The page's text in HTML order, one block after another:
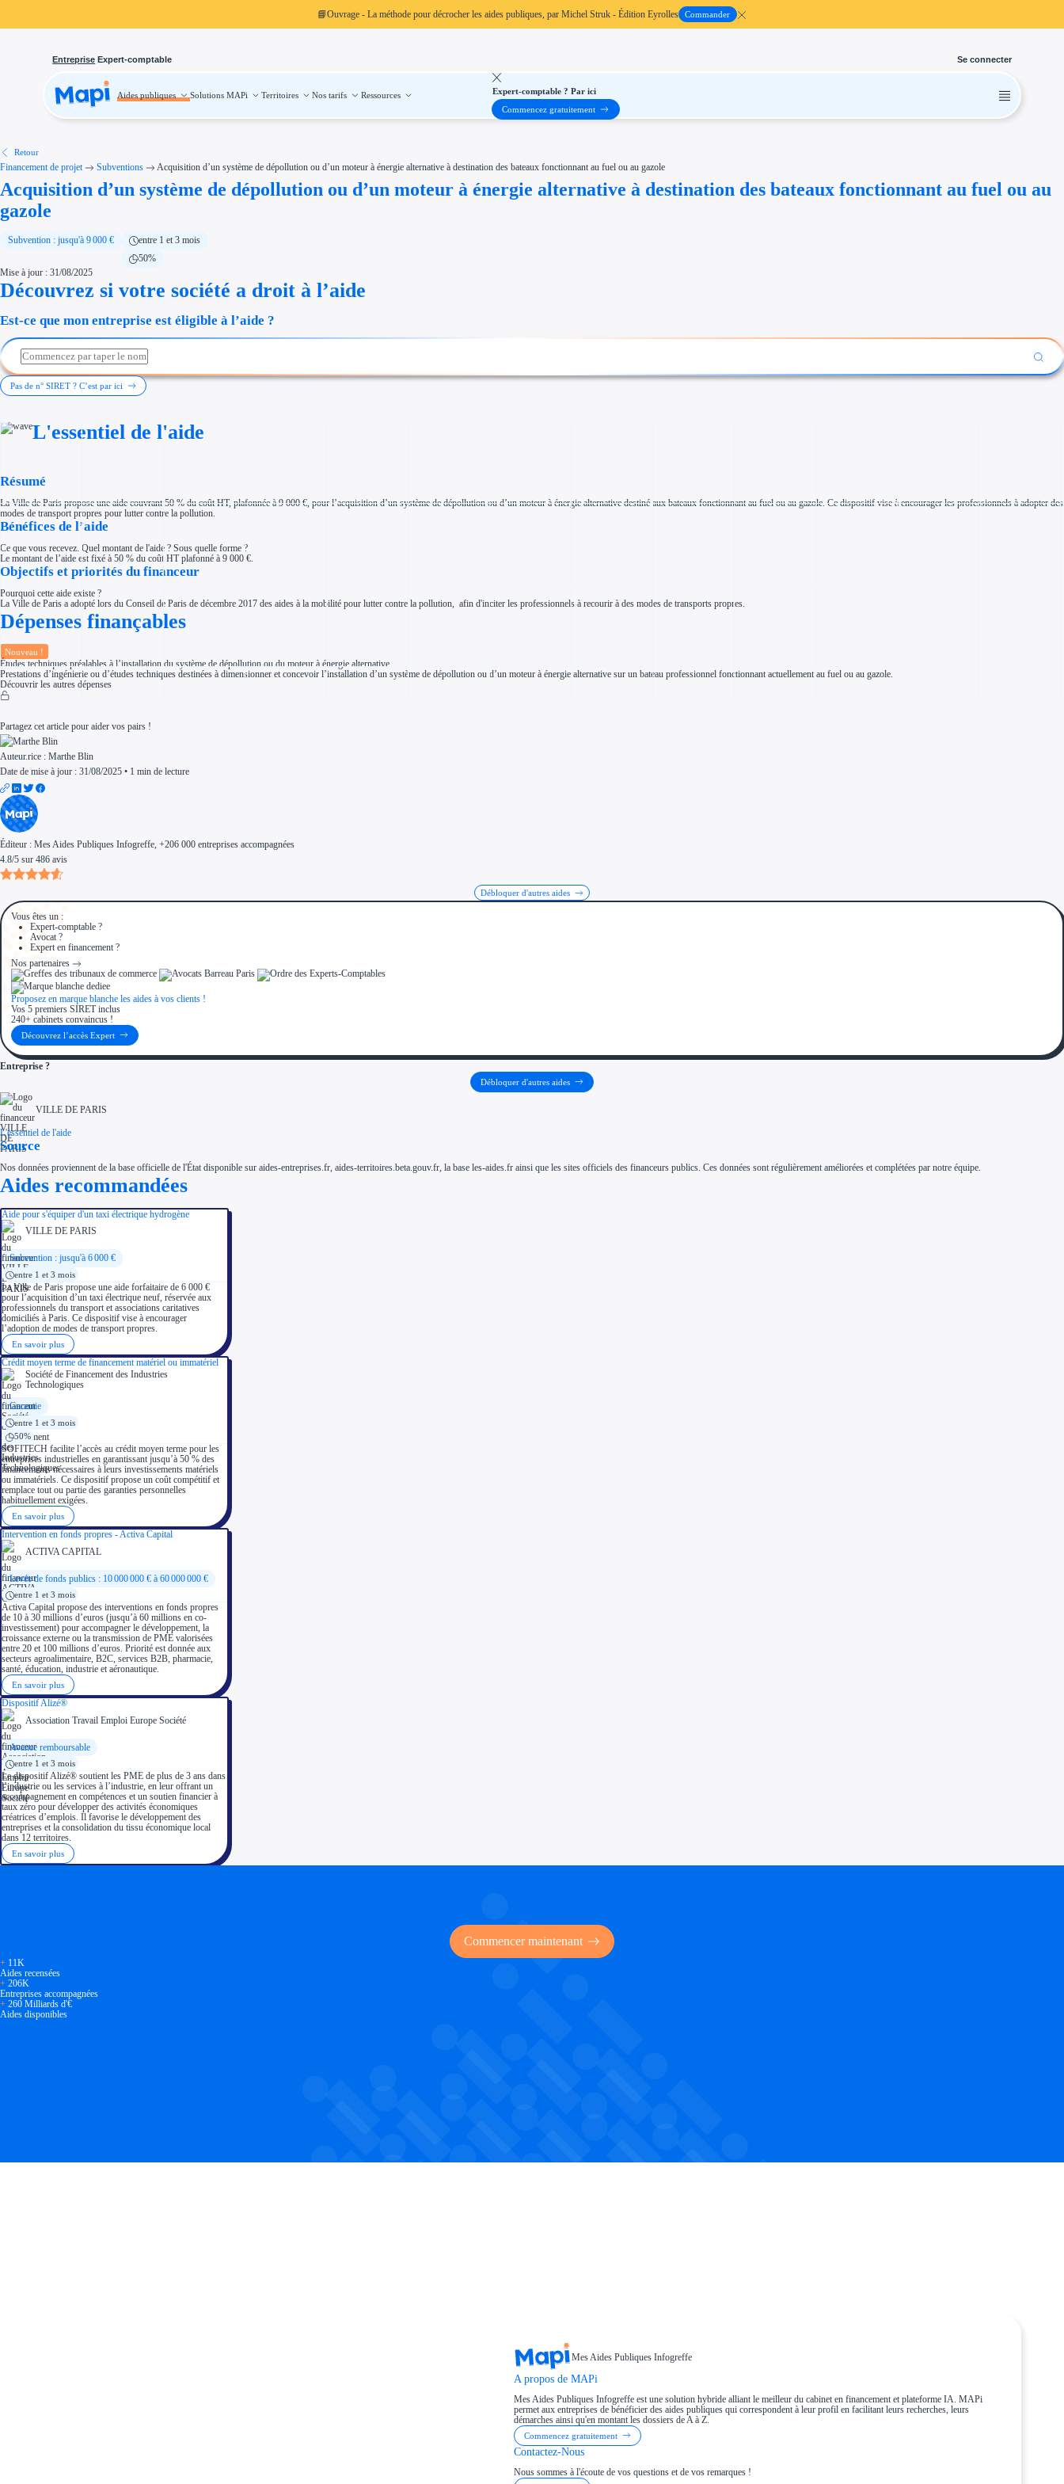
📘Ouvrage - La méthode pour décrocher les aides publiques, par Michel Struk - Édition Eyrolles Commander
Entreprise Expert-comptable Se connecter
Aides publiques Solutions MAPi Territoires Nos tarifs Ressources
Aides publiques
Investissement
Thématiques
Financement innovation
Transition écologique
Développement international
Étapes de vie
Aides Ressources Humaines
Type de financements
Subventions
Concours entreprise
Réduction des coûts
Aides Fiscales et sociales
Prêt entreprise
Prêt d'honneur
Aides par organisme financeur
Aides Bpifrance
Aides ADEME
Solutions MAPi
Simulateur d'éligibilité
Trouvez des idées de dépenses éligibles
Quelles aides pour votre secteur ?
Territoires
Régions de A à H
Aides Région Auvergne-Rhône-Alpes
Aides Région Bourgogne-Franche-Comté
Aides Région Corse
Aides Région Grand-Est
Aides Région Hauts-de-France
Outre-mer
Couvertures
Aides Nationales
Expert-comptable ? Par ici
Commencez gratuitement
Retour
Financement de projet Subventions Acquisition d’un système de dépollution ou d’un moteur à énergie alternative à destination des bateaux fonctionnant au fuel ou au gazole
Acquisition d’un système de dépollution ou d’un moteur à énergie alternative à destination des bateaux fonctionnant au fuel ou au
gazole
Subvention : jusqu'à 9 000 €
entre 1 et 3 mois
50%
Mise à jour : 31/08/2025
Découvrez si votre société a droit à l’aide
Est-ce que mon entreprise est éligible à l’aide ?
Pas de n° SIRET ? C’est par ici
L'essentiel de l'aide
Résumé
La Ville de Paris propose une aide couvrant 50 % du coût HT, plafonnée à 9 000 €, pour l’acquisition d’un système de dépollution ou d’un moteur à énergie alternative destiné aux bateaux fonctionnant au fuel ou au gazole. Ce dispositif vise à encourager les professionnels à adopter des
modes de transport propres pour lutter contre la pollution.
Bénéfices de l’aide
Ce que vous recevez. Quel montant de l'aide ? Sous quelle forme ?
Le montant de l’aide est fixé à 50 % du coût HT plafonné à 9 000 €.
Objectifs et priorités du financeur
Pourquoi cette aide existe ?
La Ville de Paris a adopté lors du Conseil de Paris de décembre 2017 des aides à la mobilité pour lutter contre la pollution, afin d'inciter les professionnels à recourir à des modes de transports propres.
Dépenses finançables
Nouveau !
Études techniques préalables à l’installation du système de dépollution ou du moteur à énergie alternative
Prestations d’ingénierie ou d’études techniques destinées à dimensionner et concevoir l’installation d’un système de dépollution ou d’un moteur à énergie alternative sur un bateau professionnel fonctionnant actuellement au fuel ou au gazole.
Découvrir les autres dépenses
Partagez cet article pour aider vos pairs !
Auteur.rice : Marthe Blin
Date de mise à jour : 31/08/2025 • 1 min de lecture
Éditeur : Mes Aides Publiques Infogreffe, +206 000 entreprises accompagnées
4.8/5 sur 486 avis
Débloquer d'autres aides
Vous êtes un :
Expert-comptable ?
Avocat ?
Expert en financement ?
Nos partenaires
Proposez en marque blanche les aides à vos clients !
Vos 5 premiers SIRET inclus
240+ cabinets convaincus !
Découvrez l’accès Expert
Entreprise ?
Débloquer d'autres aides
VILLE DE PARIS
L'essentiel de l'aide
Source
Nos données proviennent de la base officielle de l'État disponible sur aides-entreprises.fr, aides-territoires.beta.gouv.fr, la base les-aides.fr ainsi que les sites officiels des financeurs publics. Ces données sont régulièrement améliorées et complétées par notre équipe.
Aides recommandées
Aide pour s'équiper d'un taxi électrique hydrogène
VILLE DE PARIS
Subvention : jusqu'à 6 000 €
entre 1 et 3 mois
La Ville de Paris propose une aide forfaitaire de 6 000 €
pour l’acquisition d’un taxi électrique neuf, réservée aux
professionnels du transport et associations caritatives
domiciliés à Paris. Ce dispositif vise à encourager
l’adoption de modes de transport propres.
En savoir plus
Crédit moyen terme de financement matériel ou immatériel
Société de Financement des Industries
Technologiques
Garantie
entre 1 et 3 mois
50%
SOFITECH facilite l’accès au crédit moyen terme pour les
entreprises industrielles en garantissant jusqu’à 50 % des
financements nécessaires à leurs investissements matériels
ou immatériels. Ce dispositif propose un coût compétitif et
remplace tout ou partie des garanties personnelles
habituellement exigées.
En savoir plus
Intervention en fonds propres - Activa Capital
ACTIVA CAPITAL
Levée de fonds publics : 10 000 000 € à 60 000 000 €
entre 1 et 3 mois
Activa Capital propose des interventions en fonds propres
de 10 à 30 millions d’euros (jusqu’à 60 millions en co-
investissement) pour accompagner le développement, la
croissance externe ou la transmission de PME valorisées
entre 20 et 100 millions d’euros. Priorité est donnée aux
secteurs agroalimentaire, B2C, services B2B, pharmacie,
santé, éducation, industrie et aéronautique.
En savoir plus
Dispositif Alizé®
Association Travail Emploi Europe Société
Avance remboursable
entre 1 et 3 mois
Le dispositif Alizé® soutient les PME de plus de 3 ans dans
l’industrie ou les services à l’industrie, en leur offrant un
accompagnement en compétences et un soutien financier à
taux zéro pour développer des activités économiques
créatrices d’emplois. Il favorise le développement des
entreprises et la consolidation du tissu économique local
dans 12 territoires.
En savoir plus
Commencer maintenant
+ 11K
Aides recensées
+ 206K
Entreprises accompagnées
+ 260 Milliards d'€
Aides disponibles
Mes Aides Publiques Infogreffe
A propos de MAPi
Mes Aides Publiques Infogreffe est une solution hybride alliant le meilleur du cabinet en financement et plateforme IA. MAPi
permet aux entreprises de bénéficier des aides publiques qui correspondent à leur profil en facilitant leurs recherches, leurs
démarches ainsi qu'en montant les dossiers de A à Z.
Commencez gratuitement
Contactez-Nous
Nous sommes à l'écoute de vos questions et de vos remarques !